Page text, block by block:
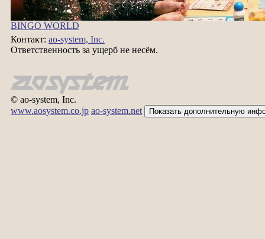
BINGO WORLD
Контакт: ao-system, Inc.
Ответственность за ущерб не несём.
© ao-system, Inc.
www.aosystem.co.jp ao-system.net Показать дополнительную